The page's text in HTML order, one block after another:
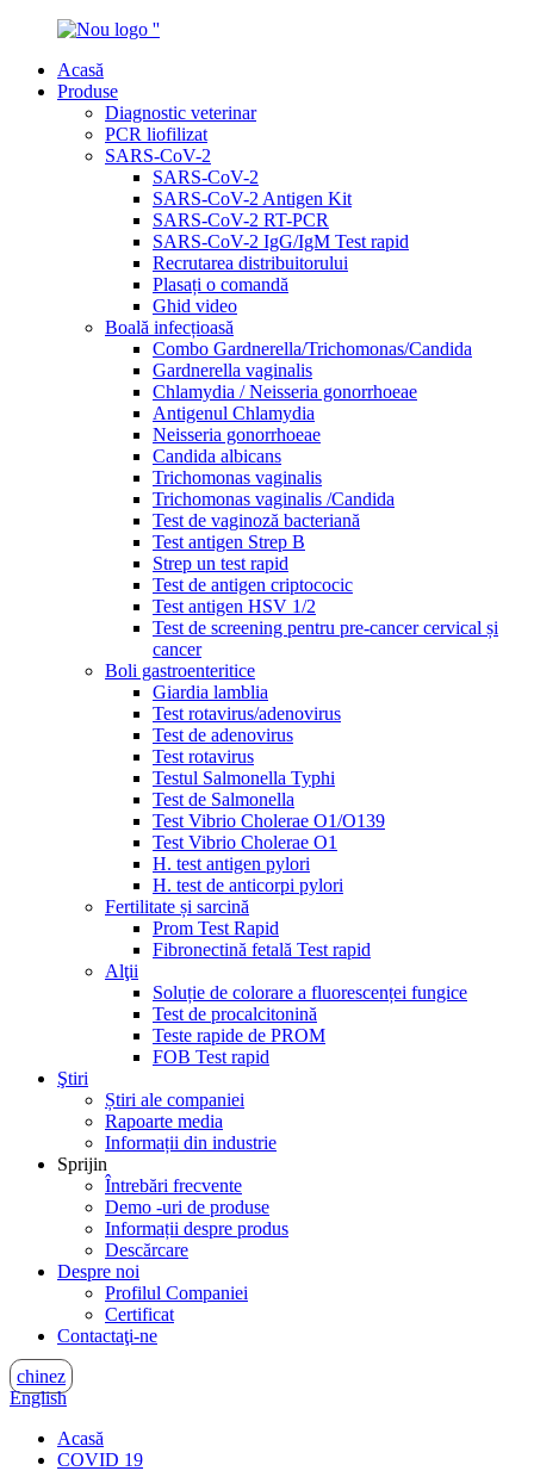
Acasă
Produse
Diagnostic veterinar
PCR liofilizat
SARS-CoV-2
SARS-CoV-2
SARS-CoV-2 Antigen Kit
SARS-CoV-2 RT-PCR
SARS-CoV-2 IgG/IgM Test rapid
Recrutarea distribuitorului
Plasați o comandă
Ghid video
Boală infecțioasă
Combo Gardnerella/Trichomonas/Candida
Gardnerella vaginalis
Chlamydia / Neisseria gonorrhoeae
Antigenul Chlamydia
Neisseria gonorrhoeae
Candida albicans
Trichomonas vaginalis
Trichomonas vaginalis /Candida
Test de vaginoză bacteriană
Test antigen Strep B
Strep un test rapid
Test de antigen criptococic
Test antigen HSV 1/2
Test de screening pentru pre-cancer cervical și
cancer
Boli gastroenteritice
Giardia lamblia
Test rotavirus/adenovirus
Test de adenovirus
Test rotavirus
Testul Salmonella Typhi
Test de Salmonella
Test Vibrio Cholerae O1/O139
Test Vibrio Cholerae O1
H. test antigen pylori
H. test de anticorpi pylori
Fertilitate și sarcină
Prom Test Rapid
Fibronectină fetală Test rapid
Alţii
Soluție de colorare a fluorescenței fungice
Test de procalcitonină
Teste rapide de PROM
FOB Test rapid
Ştiri
Știri ale companiei
Rapoarte media
Informații din industrie
Sprijin
Întrebări frecvente
Demo -uri de produse
Informații despre produs
Descărcare
Despre noi
Profilul Companiei
Certificat
Contactaţi-ne
chinez
English
Acasă
COVID 19